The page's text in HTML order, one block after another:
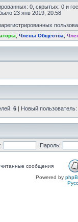
0, скрытых: 0 и
23 янв 2019, 20:58
Члены Общества
6 | Новый пользователь:
Пароль:
сообщения
Powered by